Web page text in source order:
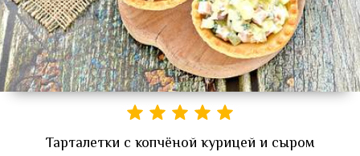
Тарталетки с копчёной курицей и сыром